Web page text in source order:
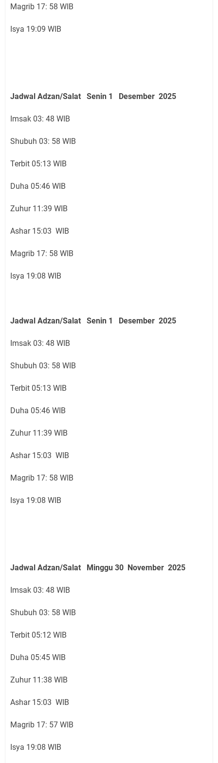
Magrib 17: 58 WIB
Isya 19:09 WIB
Jadwal Adzan/Salat Senin 1 Desember 2025
Imsak 03: 48 WIB
Shubuh 03: 58 WIB
Terbit 05:13 WIB
Duha 05:46 WIB
Zuhur 11:39 WIB
Ashar 15:03 WIB
Magrib 17: 58 WIB
Isya 19:08 WIB
Jadwal Adzan/Salat Senin 1 Desember 2025
Imsak 03: 48 WIB
Shubuh 03: 58 WIB
Terbit 05:13 WIB
Duha 05:46 WIB
Zuhur 11:39 WIB
Ashar 15:03 WIB
Magrib 17: 58 WIB
Isya 19:08 WIB
Jadwal Adzan/Salat Minggu 30 November 2025
Imsak 03: 48 WIB
Shubuh 03: 58 WIB
Terbit 05:12 WIB
Duha 05:45 WIB
Zuhur 11:38 WIB
Ashar 15:03 WIB
Magrib 17: 57 WIB
Isya 19:08 WIB